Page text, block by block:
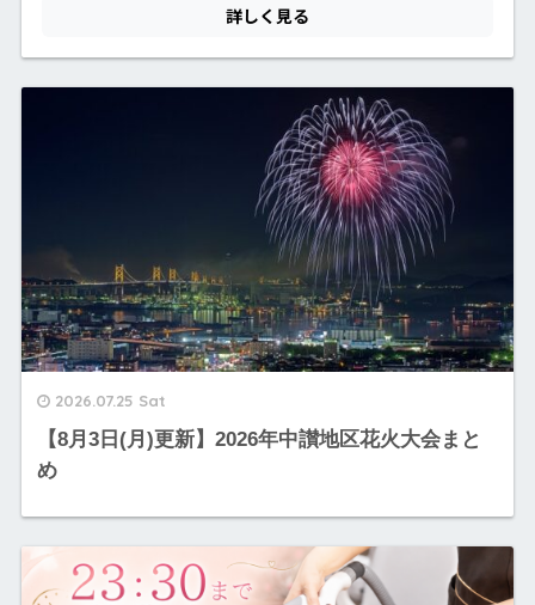
2026.07.25 Sat
【8月3日(月)更新】2026年中讃地区花火大会まと
め